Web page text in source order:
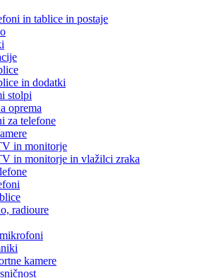
in tablice in postaje
in dodatki
stolpi
oprema
za telefone
in monitorje
in monitorje in vlažilci zraka
radioure
kamere